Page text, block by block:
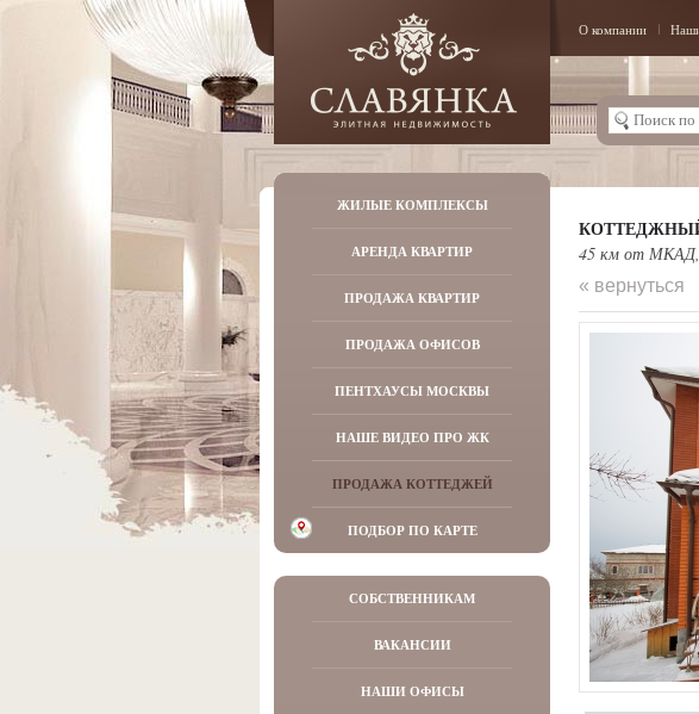
О компании
ЖИЛЫЕ КОМПЛЕКСЫ
АРЕНДА КВАРТИР
ПРОДАЖА КВАРТИР
ПРОДАЖА ОФИСОВ
ПЕНТХАУСЫ МОСКВЫ
НАШЕ ВИДЕО ПРО ЖК
ПРОДАЖА КОТТЕДЖЕЙ
ПОДБОР ПО КАРТЕ
СОБСТВЕННИКАМ
ВАКАНСИИ
НАШИ ОФИСЫ
45 км от МКАД,
« вернуться